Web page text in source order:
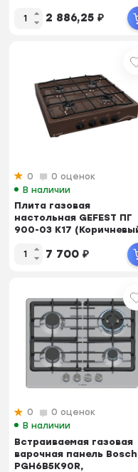
эмалированна...
2 886,25 ₽
0
0 оценок
В наличии
Плита газовая
настольная GEFEST ПГ
900-03 К17
7 700 ₽
0
0 оценок
В наличии
Встраиваемая газовая
варочная панель Bosch
PGH6B5K90R,